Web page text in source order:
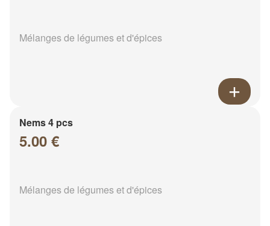
Mélanges de légumes et d'épices
Nems 4 pcs
5.00 €
Mélanges de légumes et d'épices